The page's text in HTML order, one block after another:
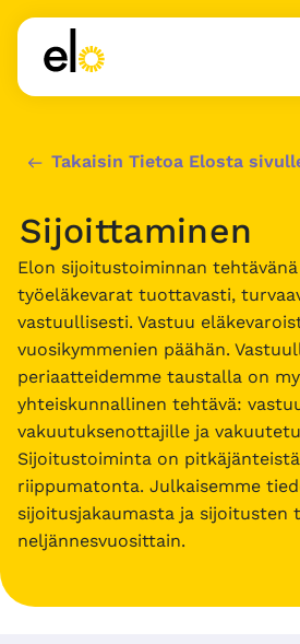
Takaisin Tietoa Elosta
Sijoittaminen
Elon sijoitustoiminnan
työeläkevarat tuottavasti,
vastuullisesti. Vastuu
vuosikymmenien päähän.
periaatteidemme taustalla on
yhteiskunnallinen tehtävä:
vakuutuksenottajille ja
Sijoitustoiminta on
riippumatonta. Julkaisemme
sijoitusjakaumasta ja sijoitusten
neljännesvuosittain.